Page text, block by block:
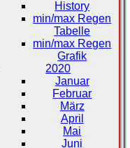
History
min/max Regen
Tabelle
min/max Regen
Grafik
2020
Januar
Februar
März
April
Mai
Juni